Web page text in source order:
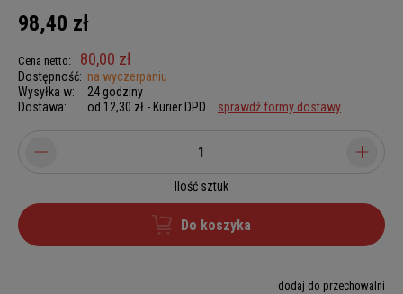
98,40 zł
Cena netto: 80,00 zł
Dostępność: na wyczerpaniu
Wysyłka w:
24 godziny
Dostawa:
od 12,30 zł - Kurier DPD sprawdź formy dostawy
Ilość sztuk
Do koszyka
dodaj do przechowalni